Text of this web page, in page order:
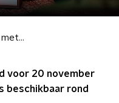
voor 20 november
beschikbaar rond